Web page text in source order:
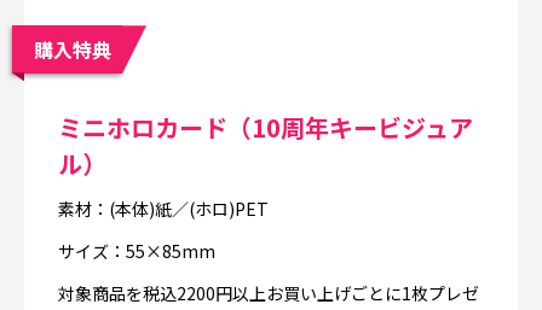
購入特典
ミニホロカード（10周年キービジュア
ル）
素材：(本体)紙／(ホロ)PET
サイズ：55×85mm
対象商品を税込2200円以上お買い上げごとに1枚プレゼ